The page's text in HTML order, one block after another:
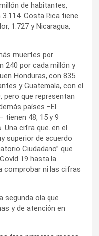
de habitantes,
Costa Rica tiene
1.727 y Nicaragua,
muertes por
240 por cada millón y
Honduras, con 835
y Guatemala, con el
pero que representan
países –El
tienen 48, 15 y 9
Una cifra que, en el
superior de acuerdo
Ciudadano” que
19 hasta la
comprobar ni las cifras
segunda ola que
y de atención en